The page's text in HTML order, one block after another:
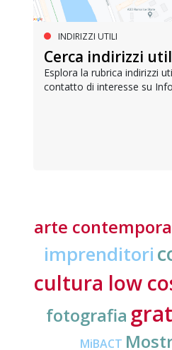
INDIRIZZI UTILI
Cerca indirizzi
Esplora la rubrica indirizzi
contatto di interesse su
arte
imprenditori
cultura low
fotografia
MiBACT